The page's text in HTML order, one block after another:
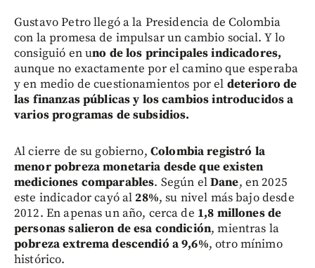
Gustavo Petro llegó a la Presidencia de Colombia
con la promesa de impulsar un cambio social. Y lo
consiguió en uno de los principales indicadores,
aunque no exactamente por el camino que esperaba
y en medio de cuestionamientos por el deterioro de
las finanzas públicas y los cambios introducidos a
varios programas de subsidios.
Al cierre de su gobierno, Colombia registró la
menor pobreza monetaria desde que existen
mediciones comparables. Según elDane, en 2025
este indicador cayó al28%, su nivel más bajo desde
2012. En apenas un año, cerca de 1,8 millones de
personas salieron de esa condición, mientras la
pobreza extrema descendió a 9,6%, otro mínimo
histórico.